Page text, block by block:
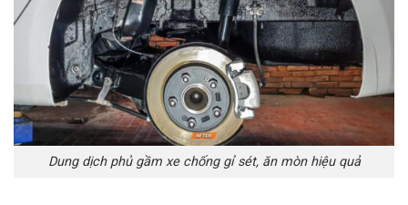
Dung dịch phủ gầm xe chống gỉ sét, ăn mòn hiệu quả